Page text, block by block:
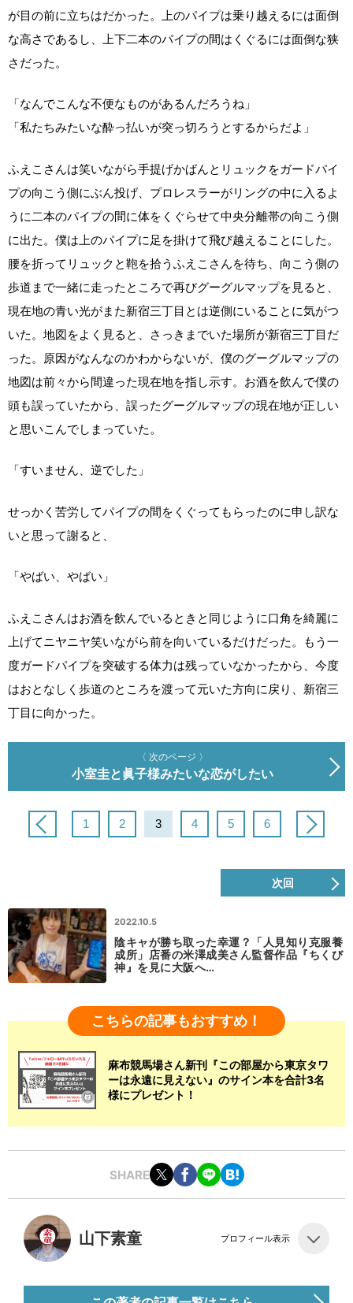
が目の前に立ちはだかった。上のパイプは乗り越えるには面倒
な高さであるし、上下二本のパイプの間はくぐるには面倒な狭
さだった。
「なんでこんな不便なものがあるんだろうね」
「私たちみたいな酔っ払いが突っ切ろうとするからだよ」
ふえこさんは笑いながら手提げかばんとリュックをガードパイ
プの向こう側にぶん投げ、プロレスラーがリングの中に入るよ
うに二本のパイプの間に体をくぐらせて中央分離帯の向こう側
に出た。僕は上のパイプに足を掛けて飛び越えることにした。
腰を折ってリュックと鞄を拾うふえこさんを待ち、向こう側の
歩道まで一緒に走ったところで再びグーグルマップを見ると、
現在地の青い光がまた新宿三丁目とは逆側にいることに気がつ
いた。地図をよく見ると、さっきまでいた場所が新宿三丁目だ
った。原因がなんなのかわからないが、僕のグーグルマップの
地図は前々から間違った現在地を指し示す。お酒を飲んで僕の
頭も誤っていたから、誤ったグーグルマップの現在地が正しい
と思いこんでしまっていた。
「すいません、逆でした」
せっかく苦労してパイプの間をくぐってもらったのに申し訳な
いと思って謝ると、
「やばい、やばい」
ふえこさんはお酒を飲んでいるときと同じように口角を綺麗に
上げてニヤニヤ笑いながら前を向いているだけだった。もう一
度ガードパイプを突破する体力は残っていなかったから、今度
はおとなしく歩道のところを渡って元いた方向に戻り、新宿三
丁目に向かった。
〈 次のページ 〉
小室圭と眞子様みたいな恋がしたい
1 2 3 4 5 6
次回
2022.10.5
陰キャが勝ち取った幸運？「人見知り克服養
成所」店番の米澤成美さん監督作品『ちくび
神』を見に大阪へ…
こちらの記事もおすすめ！
麻布競馬場さん新刊『この部屋から東京タワ
ーは永遠に見えない』のサイン本を合計3名
様にプレゼント！
SHARE
山下素童 プロフィール表示